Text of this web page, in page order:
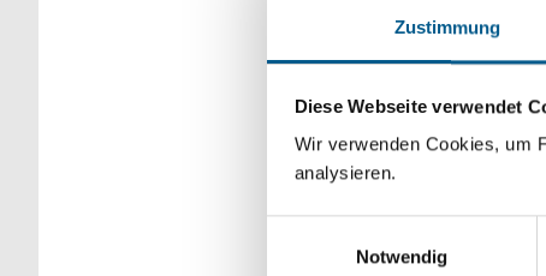
Zustimmung
Diese Webseite verwendet
Wir verwenden Cookies, um
analysieren.
Notwendig
unsere
Kleinschreibung
Bitte Suchbegriff
verfeinert werden.